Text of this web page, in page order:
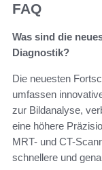
FAQ
Was sind die
Diagnostik?
Die neuesten
umfassen
zur Bildanalyse,
eine höhere
MRT- und CT-
schnellere und